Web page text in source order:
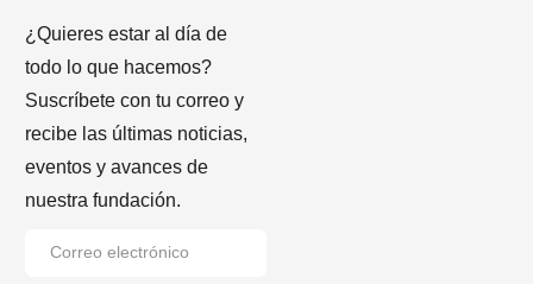
¿Quieres estar al día de
todo lo que hacemos?
Suscríbete con tu correo y
recibe las últimas noticias,
eventos y avances de
nuestra fundación.